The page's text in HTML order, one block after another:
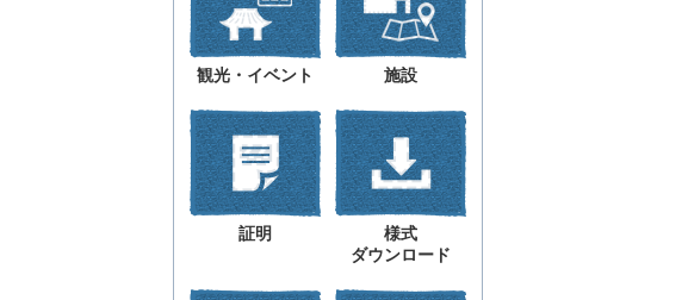
観光・イベント 施設
証明
様式
ダウンロード